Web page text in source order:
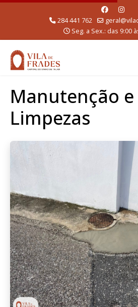
284 441 762
Seg. a Sex.: das 9:00
Manutenção e
Limpezas